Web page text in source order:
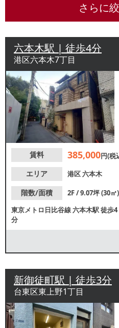
さらに
六本木駅 | 徒歩4分
港区六本木7丁目
賃料 385,000円(税
エリア
港区六本木
階数/面積
2F / 9.07坪 (30㎡)
東京メトロ日比谷線六本木駅徒歩4
分
新御徒町駅 | 徒歩3分
台東区東上野1丁目